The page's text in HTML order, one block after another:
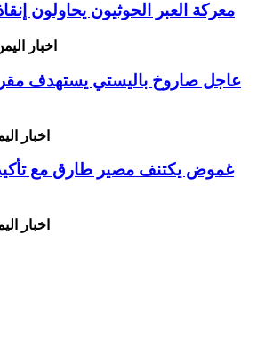
معركة العبر الحوثيون يحاولون
اخبار
عاجل صاروخ باليستي يستهدف
اخبار
غموض يكتنف مصير طارق مع
اخبار